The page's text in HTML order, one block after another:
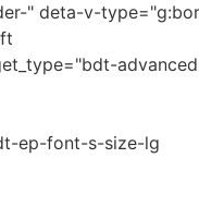
" deta-v-
ep-font-s-size-lg